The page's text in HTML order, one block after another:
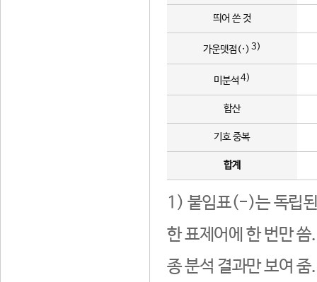
띄어 쓴 것
가운뎃점(·) 3)
미분석 4)
합산
기호 중복
합계
1) 붙임표(-)는 독립된
한 표제어에 한 번만
종 분석 결과만 보여